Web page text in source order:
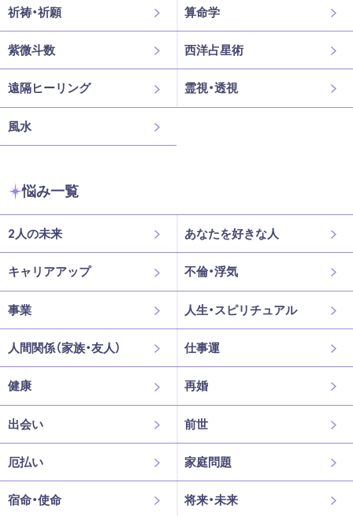
祈祷・祈願 算命学
紫微斗数 西洋占星術
遠隔ヒーリング 霊視・透視
風水
悩み一覧
2人の未来 あなたを好きな人
キャリアアップ 不倫・浮気
事業 人生・スピリチュアル
人間関係（家族・友人） 仕事運
健康 再婚
出会い 前世
厄払い 家庭問題
宿命・使命 将来・未来